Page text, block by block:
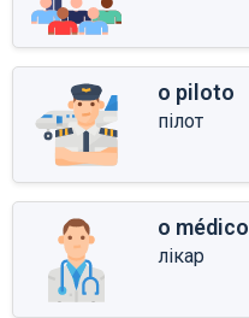
o piloto
пілот
o médico
лікар